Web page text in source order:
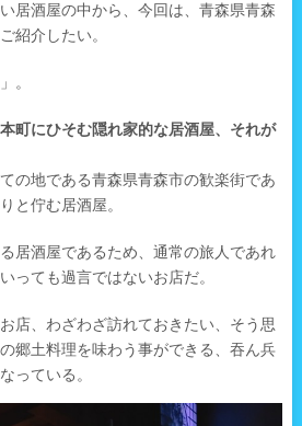
居酒屋の中から、今回は、青森県青森
紹介したい。
。
町にひそむ隠れ家的な居酒屋、それが
の地である青森県青森市の歓楽街であ
と佇む居酒屋。
居酒屋であるため、通常の旅人であれ
っても過言ではないお店だ。
店、わざわざ訪れておきたい、そう思
郷土料理を味わう事ができる、吞ん兵
っている。